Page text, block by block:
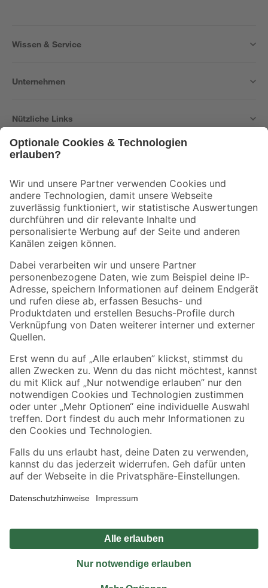
Wissen & Service
Unternehmen
Nützliche Links
Der toom Newsletter: Keine Angebote und Aktionen mehr verpassen!
Zur Newsletter Anmeldung
Folge uns
Zahlungsarten Versandarten
Sicher einkaufen
Jetzt die toom-App herunterladen
Alle Preisangaben in EUR inkl. gesetzl. MwSt.. Die dargestellten Angebote sind unter
Umständen nicht in allen Märkten verfügbar. Die angegebenen Verfügbarkeiten beziehen
Produkte nur solange der Vorrat reicht.
*Paketversand ab 59 € versandkostenfrei, gilt nicht für Artikel mit Speditionsversand, hier
Privatsphäre Impressum
Nutzungsbedingungen
Widerrufsrecht
Vertrag widerrufen